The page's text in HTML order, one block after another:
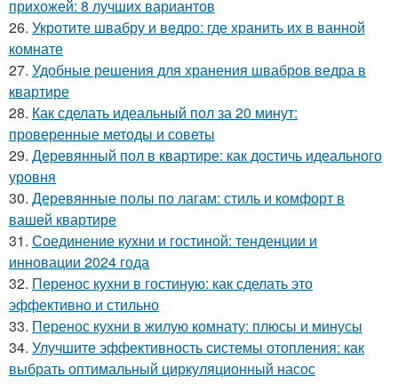
прихожей: 8 лучших вариантов
26. Укротите швабру и ведро: где хранить их в ванной
комнате
27. Удобные решения для хранения швабров ведра в
квартире
28. Как сделать идеальный пол за 20 минут:
проверенные методы и советы
29. Деревянный пол в квартире: как достичь идеального
уровня
30. Деревянные полы по лагам: стиль и комфорт в
вашей квартире
31. Соединение кухни и гостиной: тенденции и
инновации 2024 года
32. Перенос кухни в гостиную: как сделать это
эффективно и стильно
33. Перенос кухни в жилую комнату: плюсы и минусы
34. Улучшите эффективность системы отопления: как
выбрать оптимальный циркуляционный насос